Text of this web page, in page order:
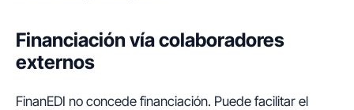
Financiación vía colaboradores
externos
FinanEDI no concede financiación. Puede facilitar el